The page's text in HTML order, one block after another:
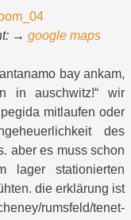
→ google maps
bay ankam,
in auschwitz!“ wir
mitlaufen oder
des
aber es muss schon
lager stationierten
die erklärung ist
rumsfeld/tenet-